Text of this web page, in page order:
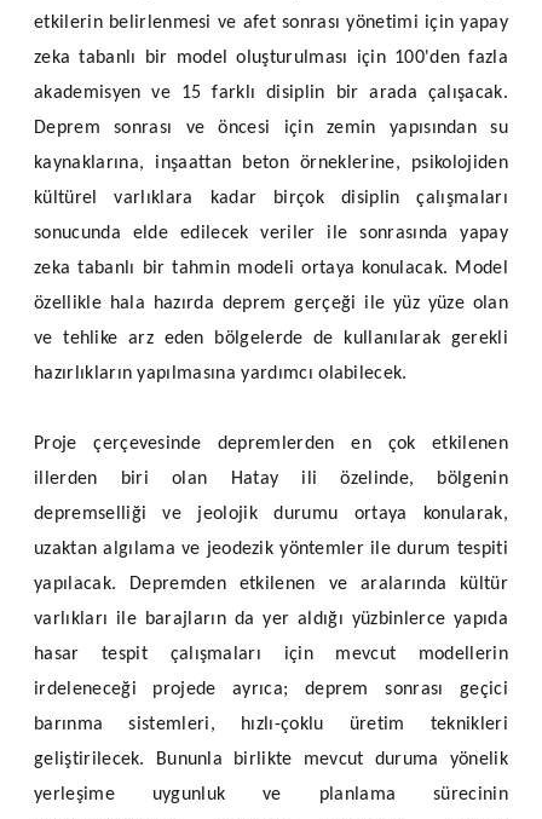
etkilerin belirlenmesi ve afet sonrası yönetimi için yapay
zeka tabanlı bir model oluşturulması için 100'den fazla
akademisyen ve 15 farklı disiplin bir arada çalışacak.
Deprem sonrası ve öncesi için zemin yapısından su
kaynaklarına, inşaattan beton örneklerine, psikolojiden
kültürel varlıklara kadar birçok disiplin çalışmaları
sonucunda elde edilecek veriler ile sonrasında yapay
zeka tabanlı bir tahmin modeli ortaya konulacak. Model
özellikle hala hazırda deprem gerçeği ile yüz yüze olan
ve tehlike arz eden bölgelerde de kullanılarak gerekli
hazırlıkların yapılmasına yardımcı olabilecek.
Proje çerçevesinde depremlerden en çok etkilenen
illerden biri olan Hatay ili özelinde, bölgenin
depremselliği ve jeolojik durumu ortaya konularak,
uzaktan algılama ve jeodezik yöntemler ile durum tespiti
yapılacak. Depremden etkilenen ve aralarında kültür
varlıkları ile barajların da yer aldığı yüzbinlerce yapıda
hasar tespit çalışmaları için mevcut modellerin
irdeleneceği projede ayrıca; deprem sonrası geçici
barınma sistemleri, hızlı-çoklu üretim teknikleri
geliştirilecek. Bununla birlikte mevcut duruma yönelik
yerleşime uygunluk ve planlama sürecinin